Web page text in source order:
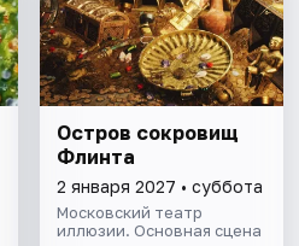
Остров сокровищ
Флинта
2 января 2027 • суббота
Московский театр
иллюзии. Основная сцена